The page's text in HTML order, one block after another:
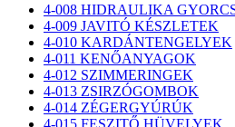
4-008 HIDRAULIKA
4-009 JAVITÓ KÉSZLETEK
4-010 KARDÁNTENGELYEK
4-011 KENŐANYAGOK
4-012 SZIMMERINGEK
4-013 ZSIRZÓGOMBOK
4-014 ZÉGERGYÚRÚK
4-015 FESZITŐ HÜVELYEK